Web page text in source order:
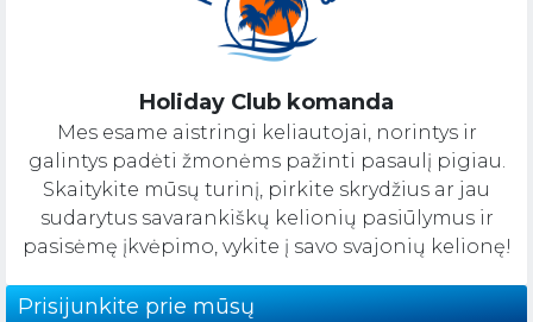
Holiday Club komanda
Mes esame aistringi keliautojai, norintys ir
galintys padėti žmonėms pažinti pasaulį pigiau.
Skaitykite mūsų turinį, pirkite skrydžius ar jau
sudarytus savarankiškų kelionių pasiūlymus ir
pasisėmę įkvėpimo, vykite į savo svajonių kelionę!
Prisijunkite prie mūsų